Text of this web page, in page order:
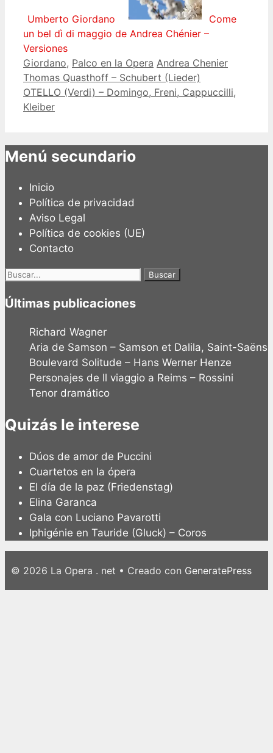
Umberto Giordano
Come
un bel dì di maggio de Andrea Chénier –
Versiones
Categorías
Giordano, Palco en la Opera Etiquetas
Andrea Chenier
Thomas Quasthoff – Schubert (Lieder)
OTELLO (Verdi) – Domingo, Freni, Cappuccilli,
Kleiber
Menú secundario
Inicio
Política de privacidad
Aviso Legal
Política de cookies (UE)
Contacto
Buscar:
Últimas publicaciones
Richard Wagner
Aria de Samson – Samson et Dalila, Saint-Saëns
Boulevard Solitude – Hans Werner Henze
Personajes de Il viaggio a Reims – Rossini
Tenor dramático
Quizás le interese
Dúos de amor de Puccini
Cuartetos en la ópera
El día de la paz (Friedenstag)
Elina Garanca
Gala con Luciano Pavarotti
Iphigénie en Tauride (Gluck) – Coros
© 2026 La Opera . net • Creado con GeneratePress